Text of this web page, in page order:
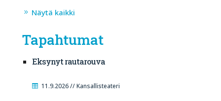
Näytä kaikki
Tapahtumat
Eksynyt rautarouva
11.9.2026 // Kansallisteateri